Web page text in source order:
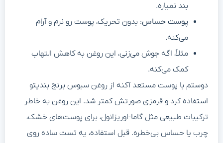
بند نمیاره.
پوست حساس: بدون تحریک، پوست رو نرم و آرام
می‌کنه.
مثلاً، اگه جوش می‌زنی، این روغن به کاهش التهاب
کمک می‌کنه.
دوستم با پوست مستعد آکنه از روغن سبوس برنج بندیتو
استفاده کرد و قرمزی صورتش کمتر شد. این روغن به خاطر
ترکیبات طبیعی مثل گاما-اوریزانول، برای پوست‌های خشک،
چرب یا حساس بی‌خطره. قبل استفاده، یه تست ساده روی